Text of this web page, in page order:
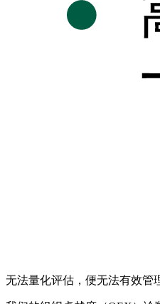
无法量化评估，便无法有效管